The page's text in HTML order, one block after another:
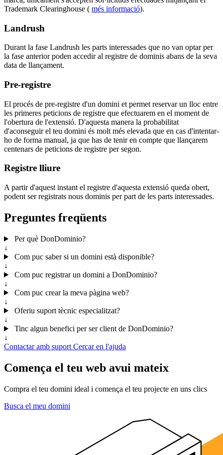
Trademark Clearinghouse ( més informació).
Landrush
Durant la fase Landrush les parts interessades que no van optar per
la fase anterior poden accedir al registre de dominis abans de la seva
data de llançament.
Pre-registre
El procés de pre-registre d'un domini et permet reservar un lloc entre
les primeres peticions de registre que efectuarem en el moment de
l'obertura de l'extensió. D'aquesta manera la probabilitat
d'aconseguir el teu domini és molt més elevada que en cas d'intentar-
ho de forma manual, ja que has de tenir en compte que llançarem
centenars de peticions de registre per segon.
Registre lliure
A partir d'aquest instant el registre d'aquesta extensió queda obert,
podent ser registrats nous dominis per part de les parts interessades.
Preguntes freqüents
Per què DonDominio?
↓
Com puc saber si un domini està disponible?
↓
Com puc registrar un domini a DonDominio?
↓
Com puc crear la meva pàgina web?
↓
Oferiu suport tècnic especialitzat?
↓
Tinc algun benefici per ser client de DonDominio?
↓
Contactar amb suport Cercar en l'ajuda
Comença el teu web avui mateix
Compra el teu domini ideal i comença el teu projecte en uns clics
Busca el meu domini